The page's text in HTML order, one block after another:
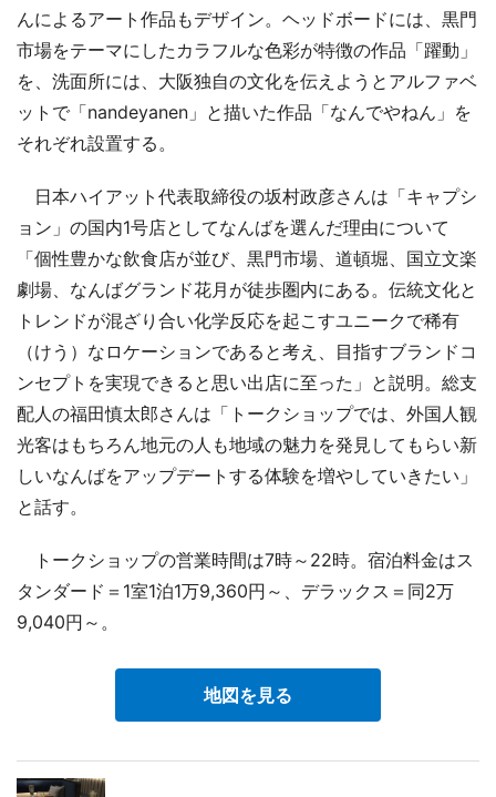
んによるアート作品もデザイン。ヘッドボードには、黒門
市場をテーマにしたカラフルな色彩が特徴の作品「躍動」
を、洗面所には、大阪独自の文化を伝えようとアルファベ
ットで「nandeyanen」と描いた作品「なんでやねん」を
それぞれ設置する。
日本ハイアット代表取締役の坂村政彦さんは「キャプシ
ョン」の国内1号店としてなんばを選んだ理由について
「個性豊かな飲食店が並び、黒門市場、道頓堀、国立文楽
劇場、なんばグランド花月が徒歩圏内にある。伝統文化と
トレンドが混ざり合い化学反応を起こすユニークで稀有
（けう）なロケーションであると考え、目指すブランドコ
ンセプトを実現できると思い出店に至った」と説明。総支
配人の福田慎太郎さんは「トークショップでは、外国人観
光客はもちろん地元の人も地域の魅力を発見してもらい新
しいなんばをアップデートする体験を増やしていきたい」
と話す。
トークショップの営業時間は7時～22時。宿泊料金はス
タンダード＝1室1泊1万9,360円～、デラックス＝同2万
9,040円～。
地図を見る